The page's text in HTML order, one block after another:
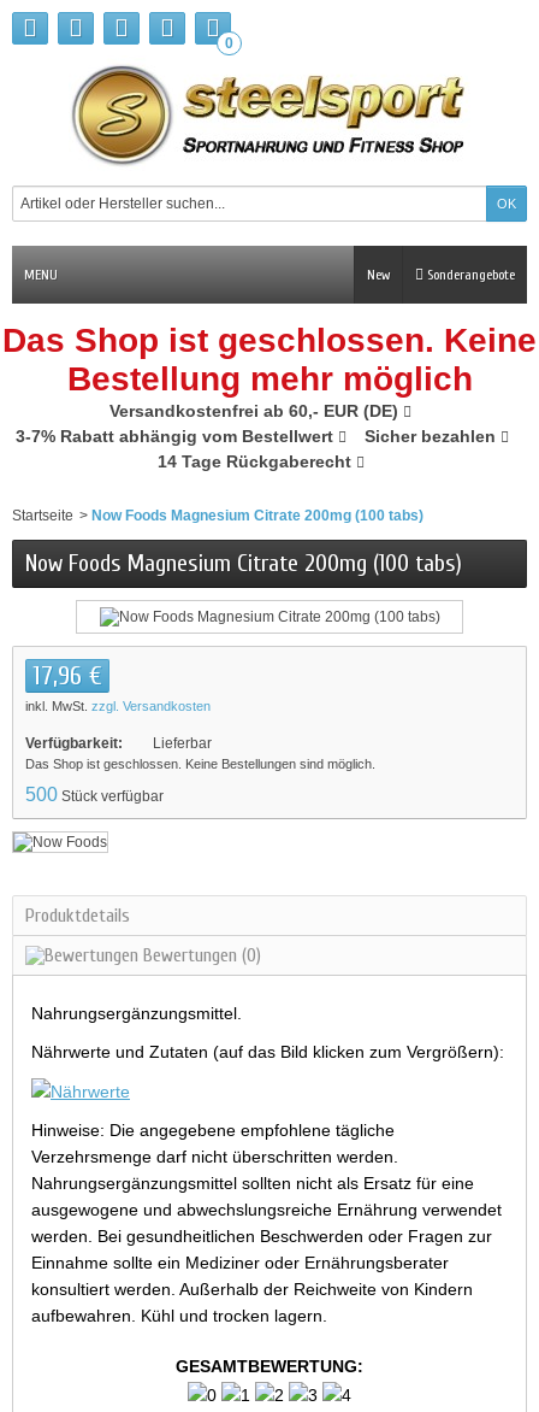
0
MENU Sonderangebote
New
Das Shop ist geschlossen. Keine
Bestellung mehr möglich
Versandkostenfrei ab 60,- EUR (DE)
3-7% Rabatt abhängig vom Bestellwert
Sicher bezahlen
14 Tage Rückgaberecht
Startseite > Now Foods Magnesium Citrate 200mg (100 tabs)
Now Foods Magnesium Citrate 200mg (100 tabs)
17,96 €
inkl. MwSt. zzgl. Versandkosten
Verfügbarkeit: Lieferbar
Das Shop ist geschlossen. Keine Bestellungen sind möglich.
500 Stück verfügbar
Produktdetails
Bewertungen (0)
Nahrungsergänzungsmittel.
Nährwerte und Zutaten (auf das Bild klicken zum Vergrößern):
Hinweise: Die angegebene empfohlene tägliche
Verzehrsmenge darf nicht überschritten werden.
Nahrungsergänzungsmittel sollten nicht als Ersatz für eine
ausgewogene und abwechslungsreiche Ernährung verwendet
werden. Bei gesundheitlichen Beschwerden oder Fragen zur
Einnahme sollte ein Mediziner oder Ernährungsberater
konsultiert werden. Außerhalb der Reichweite von Kindern
aufbewahren. Kühl und trocken lagern.
GESAMTBEWERTUNG: